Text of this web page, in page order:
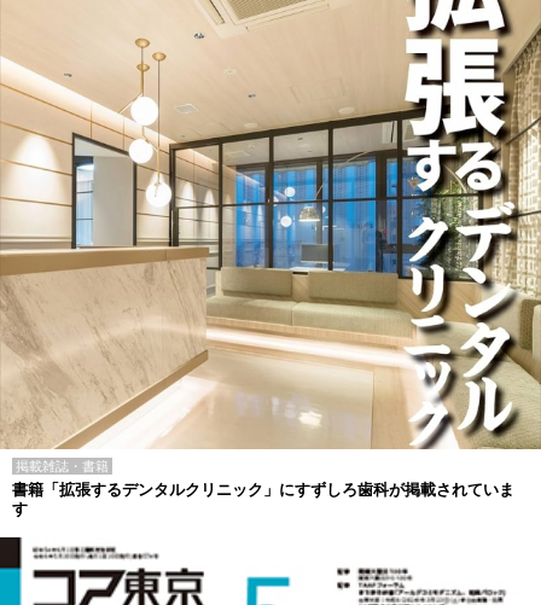
掲載雑誌・書籍
書籍「拡張するデンタルクリニック」にすずしろ歯科が掲載されていま
す